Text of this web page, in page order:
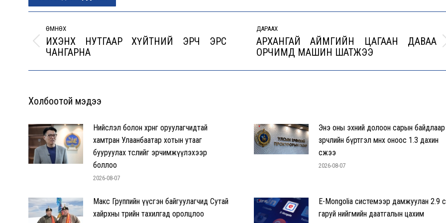
navigation
ӨМНӨХ
Previous
ИХЭНХ НУТГААР ХҮЙТНИЙ ЭРЧ ЭРС
ЧАНГАРНА
ДАРААХ
Next
АРХАНГАЙ АЙМГИЙН ЦАГААН ДАВАА
ОРЧИМД МАШИН ШАТЖЭЭ
Холбоотой мэдээ
Нийслэл болон хөрөнгө оруулагчидтай
хамтран Улаанбаатар хотын утааг
бууруулах төслийг эрчимжүүлэхээр
боллоо
2026-08-07
Энэ оны эхний долоон сарын байдлаар
зөрчлийн бүртгэл өмнөх оноос 1.3 дахин
өсжээ
2026-08-07
Макс Группийн үүсгэн байгуулагчид Сутай
хайрхны төрийн тахилгад оролцлоо
E-Mongolia системээр дамжуулан 2.9
гаруй нийгмийн даатгалын цахим